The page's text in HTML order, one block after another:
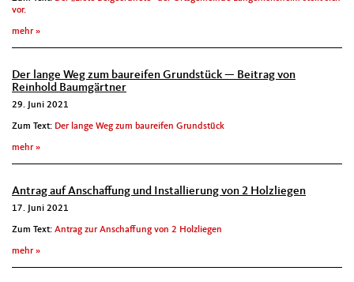
vor.
mehr
Der lange Weg zum baureifen Grundstück — Beitrag von
Reinhold Baumgärtner
29. Juni 2021
Zum Text: Der lange Weg zum baureifen Grundstück
mehr
Antrag auf Anschaffung und Installierung von 2 Holzliegen
17. Juni 2021
Zum Text: Antrag zur Anschaffung von 2 Holzliegen
mehr